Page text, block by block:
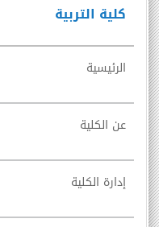
كلية التربية
الرئيسية
عن الكلية
إدارة الكلية